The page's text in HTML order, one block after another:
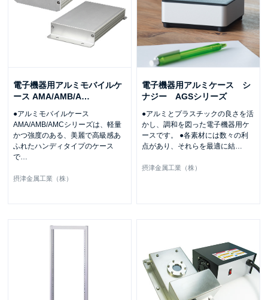
電子機器用アルミモバイルケ
ース AMA/AMB/A…
●アルミモバイルケース
AMA/AMB/AMCシリーズは、軽量
かつ強度のある、美麗で高級感あ
ふれたハンディタイプのケース
で…
摂津金属工業（株）
電子機器用アルミケース シ
ナジー AGSシリーズ
●アルミとプラスチックの良さを活
かし、調和を図った電子機器用ケ
ースです。 ●各素材には数々の利
点があり、それらを最適に結…
摂津金属工業（株）